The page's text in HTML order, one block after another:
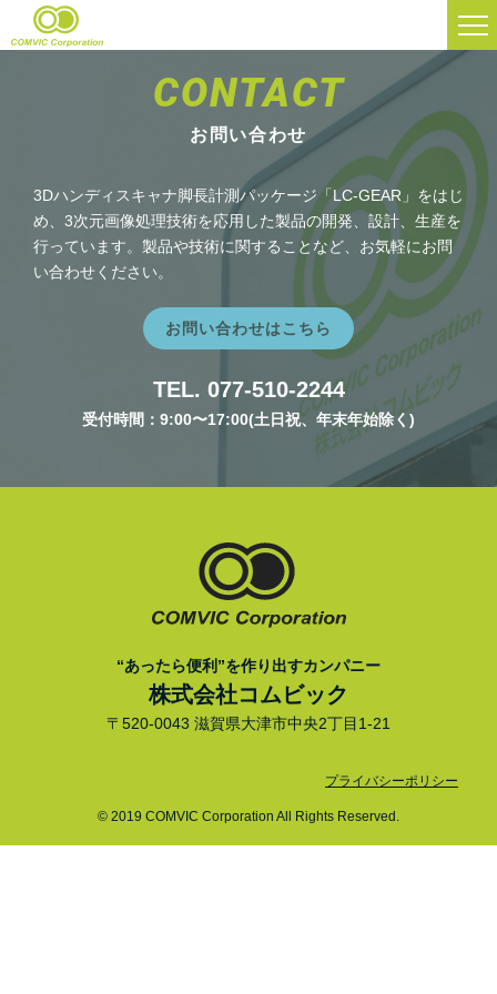
ここはアーカイブページです
CONTACT
お問い合わせ
3Dハンディスキャナ脚長計測パッケージ「LC-GEAR」をはじ
め、3次元画像処理技術を応用した製品の開発、設計、生産を
行っています。製品や技術に関することなど、お気軽にお問
い合わせください。
お問い合わせはこちら
TEL. 077-510-2244
受付時間：9:00〜17:00(土日祝、年末年始除く)
“あったら便利”を作り出すカンパニー
株式会社コムビック
〒520-0043 滋賀県大津市中央2丁目1-21
プライバシーポリシー
© 2019 COMVIC Corporation All Rights Reserved.